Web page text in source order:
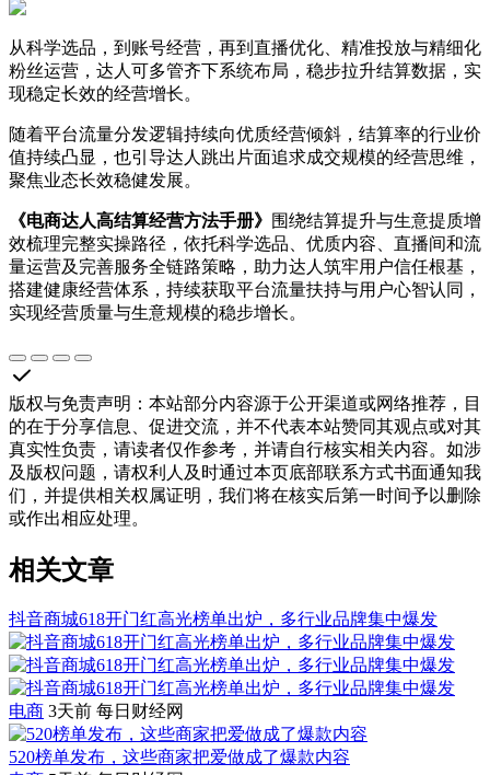
从科学选品，到账号经营，再到直播优化、精准投放与精细化
粉丝运营，达人可多管齐下系统布局，稳步拉升结算数据，实
现稳定长效的经营增长。
随着平台流量分发逻辑持续向优质经营倾斜，结算率的行业价
值持续凸显，也引导达人跳出片面追求成交规模的经营思维，
聚焦业态长效稳健发展。
《电商达人高结算经营方法手册》 围绕结算提升与生意提质增
效梳理完整实操路径，依托科学选品、优质内容、直播间和流
量运营及完善服务全链路策略，助力达人筑牢用户信任根基，
搭建健康经营体系，持续获取平台流量扶持与用户心智认同，
实现经营质量与生意规模的稳步增长。
版权与免责声明 ： 本站部分内容源于公开渠道或网络推荐，目
的在于分享信息、促进交流，并不代表本站赞同其观点或对其
真实性负责，请读者仅作参考，并请自行核实相关内容。如涉
及版权问题，请权利人及时通过本页底部联系方式书面通知我
们，并提供相关权属证明，我们将在核实后第一时间予以删除
或作出相应处理。
相关文章
抖音商城618开门红高光榜单出炉，多行业品牌集中爆发
电商 3天前 每日财经网
520榜单发布，这些商家把爱做成了爆款内容